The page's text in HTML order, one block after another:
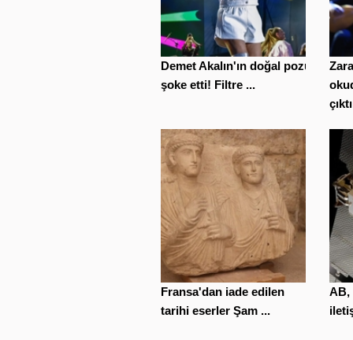
Demet Akalın'ın doğal pozu
şoke etti! Filtre ...
Fransa'dan iade edilen
tarihi eserler Şam ...
AB,